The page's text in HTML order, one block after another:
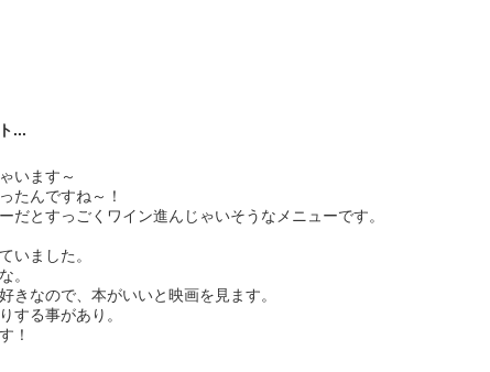
...
います～
たんですね～！
だとすっごくワイン進んじゃいそうなメニューです。
いました。
。
きなので、本がいいと映画を見ます。
する事があり。
！